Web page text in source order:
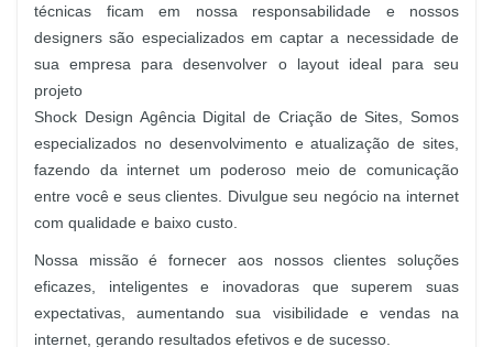
técnicas ficam em nossa responsabilidade e nossos
designers são especializados em captar a necessidade de
sua empresa para desenvolver o layout ideal para seu
projeto
Shock Design Agência Digital de Criação de Sites, Somos
especializados no desenvolvimento e atualização de sites,
fazendo da internet um poderoso meio de comunicação
entre você e seus clientes. Divulgue seu negócio na internet
com qualidade e baixo custo.
Nossa missão é fornecer aos nossos clientes soluções
eficazes, inteligentes e inovadoras que superem suas
expectativas, aumentando sua visibilidade e vendas na
internet, gerando resultados efetivos e de sucesso.